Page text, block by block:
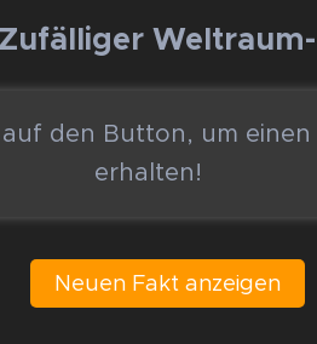
Zufälliger
auf den Button, um einen
erhalten! 😊
Neuen Fakt anzeigen